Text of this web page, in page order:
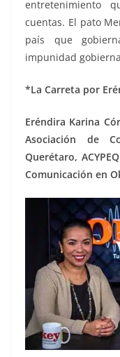
entretenimiento
cuentas. El pato
país que
impunidad
*La Carreta por
Eréndira Karina
Asociación de
Querétaro,
Comunicación en